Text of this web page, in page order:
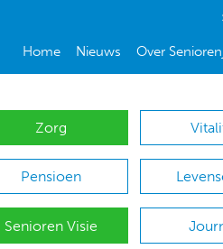
Home Nieuws Over
Zorg
Pensioen
Senioren Visie